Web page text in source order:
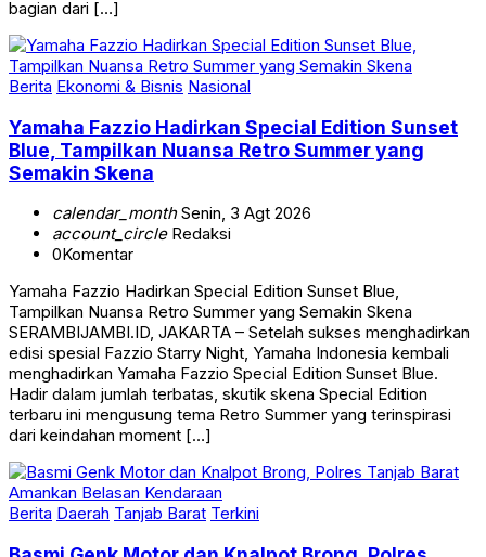
Berita Ekonomi & Bisnis Nasional
Blue, Tampilkan Nuansa Retro Summer yang
Semakin Skena
account_circleRedaksi
0Komentar
Tampilkan Nuansa Retro Summer yang Semakin Skena
SERAMBIJAMBI.ID, JAKARTA – Setelah sukses menghadirkan
edisi spesial Fazzio Starry Night, Yamaha Indonesia kembali
menghadirkan Yamaha Fazzio Special Edition Sunset Blue.
Hadir dalam jumlah terbatas, skutik skena Special Edition
terbaru ini mengusung tema Retro Summer yang terinspirasi
dari keindahan moment […]
Berita Daerah Tanjab Barat Terkini